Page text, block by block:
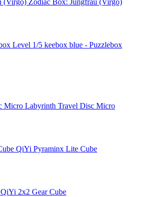
Zodiac Box: Jungfrau (Virgo)
keebox blue - Puzzlebox
Labyrinth Travel Disc Micro
QiYi Pyraminx Lite Cube
QiYi 2x2 Gear Cube